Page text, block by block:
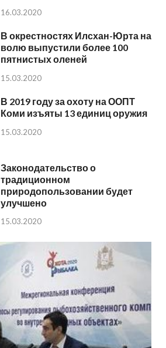
16.03.2020
В окрестностях Илсхан-Юрта на
волю выпустили более 100
пятнистых оленей
15.03.2020
В 2019 году за охоту на ООПТ
Коми изъяты 13 единиц оружия
15.03.2020
Законодательство о
традиционном
природопользовании будет
улучшено
15.03.2020